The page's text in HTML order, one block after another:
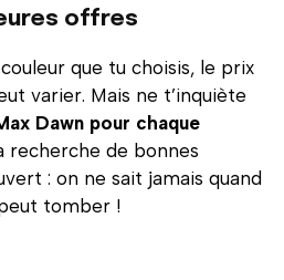
offres
que tu choisis, le prix
varier. Mais ne t’inquiète
Dawn pour chaque
recherche de bonnes
: on ne sait jamais quand
tomber !